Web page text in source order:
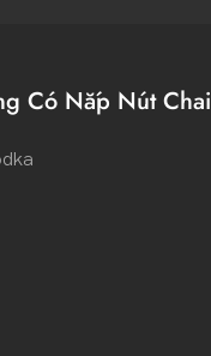
Có Nắp Nút Chai